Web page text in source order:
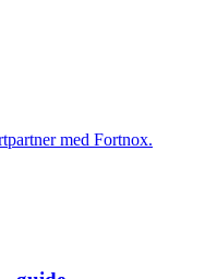
med Fortnox.